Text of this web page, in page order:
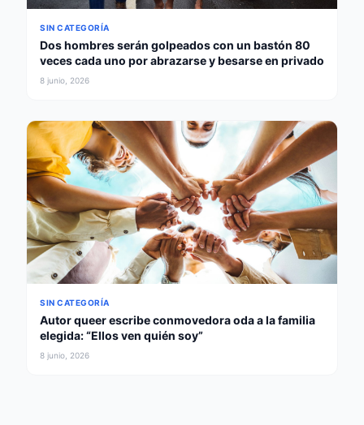
SIN CATEGORÍA
Dos hombres serán golpeados con un bastón 80
veces cada uno por abrazarse y besarse en privado
8 junio, 2026
SIN CATEGORÍA
Autor queer escribe conmovedora oda a la familia
elegida: “Ellos ven quién soy”
8 junio, 2026